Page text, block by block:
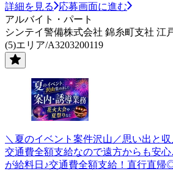
詳細を見る
応募画面に進む
アルバイト・パート
シンテイ警備株式会社 錦糸町支社 江
(5)エリア/A3203200119
＼夏のイベント案件沢山／思い出と
交通費全額支給なので遠方からも安
が給料日♪交通費全額支給！直行直